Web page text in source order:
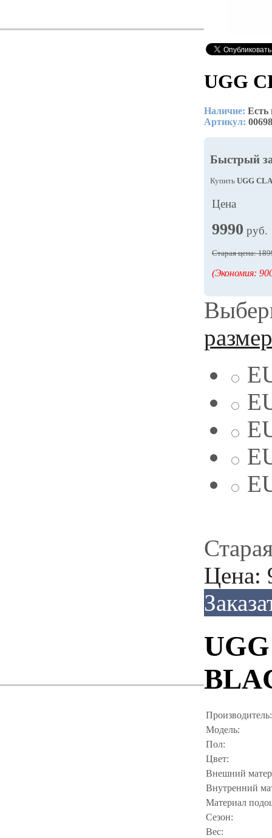
UGG
Наличие: Есть
Артикул: 00698
Быстрый
Купить UGG
Цена
9990 руб.
Старая цена:
(Экономия:
размер
Цена:
Производитель:
Модель:
Пол:
Цвет:
Внешний
Внутренний
Материал
Сезон:
Вес: